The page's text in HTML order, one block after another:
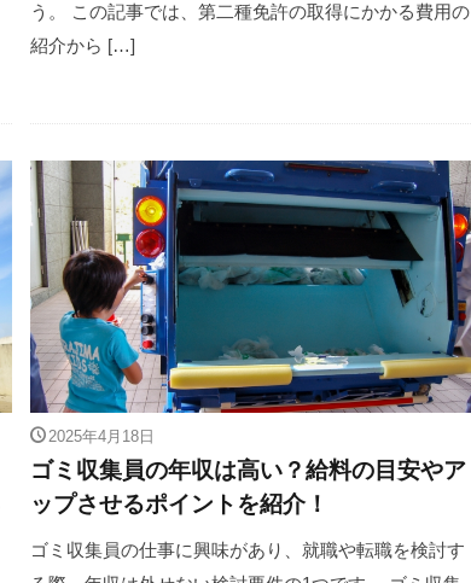
う。 この記事では、第二種免許の取得にかかる費用の
紹介から […]
2025年4月18日
ゴミ収集員の年収は高い？給料の目安やア
ップさせるポイントを紹介！
ゴミ収集員の仕事に興味があり、就職や転職を検討す